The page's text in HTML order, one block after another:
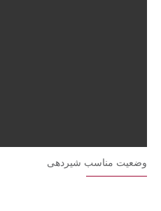
وضعیت مناسب شیردهی